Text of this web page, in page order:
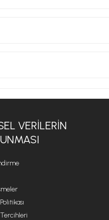
VERILERIN